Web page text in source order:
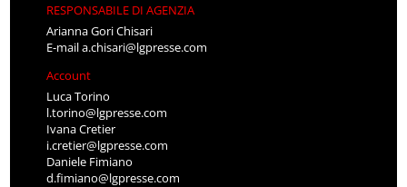
RESPONSABILE DI AGENZIA
Arianna Gori Chisari
E-maila.chisari@lgpresse.com
Account
Luca Torino
l.torino@lgpresse.com
Ivana Cretier
i.cretier@lgpresse.com
Daniele Fimiano
d.fimiano@lgpresse.com